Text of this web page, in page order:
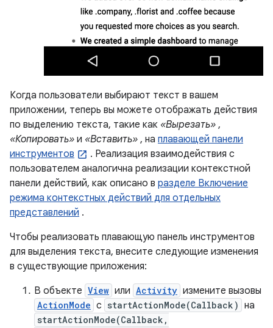
Когда пользователи выбирают текст в вашем
приложении, теперь вы можете отображать действия
по выделению текста, такие как «Вырезать» ,
«Копировать» и «Вставить» , на плавающей панели
инструментов
. Реализация взаимодействия с
пользователем аналогична реализации контекстной
панели действий, как описано в разделе Включение
режима контекстных действий для отдельных
представлений .
Чтобы реализовать плавающую панель инструментов
для выделения текста, внесите следующие изменения
в существующие приложения:
В объекте View или Activity измените вызовы
ActionMode с startActionMode(Callback) на
startActionMode(Callback,